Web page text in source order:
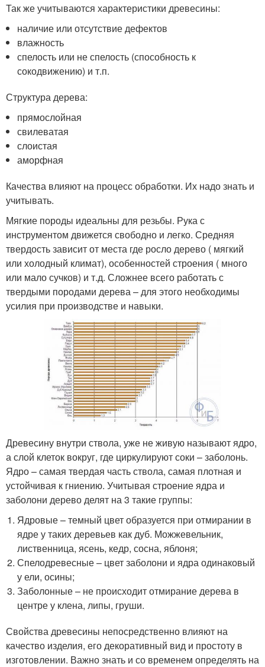
Так же учитываются характеристики древесины:
наличие или отсутствие дефектов
влажность
спелость или не спелость (способность к
сокодвижению) и т.п.
Структура дерева:
прямослойная
свилеватая
слоистая
аморфная
Качества влияют на процесс обработки. Их надо знать и
учитывать.
Мягкие породы идеальны для резьбы. Рука с
инструментом движется свободно и легко. Средняя
твердость зависит от места где росло дерево ( мягкий
или холодный климат), особенностей строения ( много
или мало сучков) и т.д. Сложнее всего работать с
твердыми породами дерева – для этого необходимы
усилия при производстве и навыки.
Древесину внутри ствола, уже не живую называют ядро,
а слой клеток вокруг, где циркулируют соки – заболонь.
Ядро – самая твердая часть ствола, самая плотная и
устойчивая к гниению. Учитывая строение ядра и
заболони дерево делят на 3 такие группы:
Ядровые – темный цвет образуется при отмирании в
ядре у таких деревьев как дуб. Можжевельник,
лиственница, ясень, кедр, сосна, яблоня;
Спелодревесные – цвет заболони и ядра одинаковый
у ели, осины;
Заболонные – не происходит отмирание дерева в
центре у клена, липы, груши.
Свойства древесины непосредственно влияют на
качество изделия, его декоративный вид и простоту в
изготовлении. Важно знать и со временем определять на